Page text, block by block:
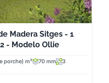
Madera Sitges - 1
- Modelo Ollie
porche) m² 70 mm
3